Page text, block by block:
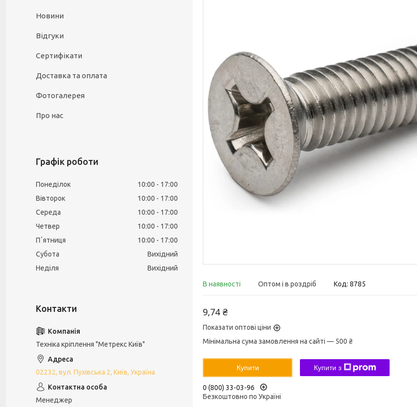
В наявності Оптом і в роздріб Код: 8785
9,74 ₴
Показати оптові ціни
Мінімальна сума замовлення на сайті — 500 ₴
Купити Купити з
0 (800) 33-03-96
Безкоштовно по Україні
Новини
Відгуки
Сертифікати
Доставка та оплата
Фотогалерея
Про нас
Графік роботи
Понеділок 10:00
17:00
Вівторок
10:00
17:00
Середа
10:00
17:00
Четвер
10:00
17:00
Пʼятниця
10:00
17:00
Субота
Вихідний
Неділя
Вихідний
Техніка кріплення "Метрекс Київ"
02232, вул. Пухівська 2, Київ, Україна
Менеджер